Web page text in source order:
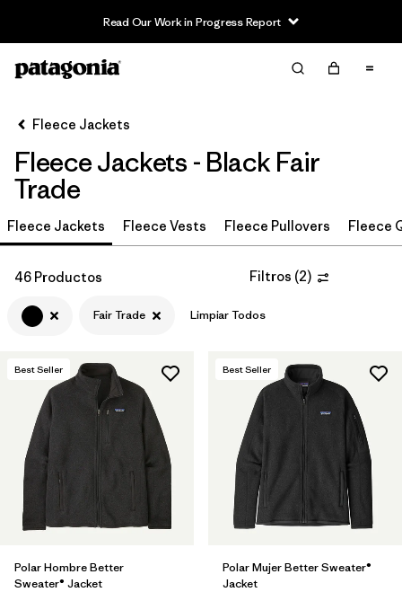
Read Our Work in Progress Report
Filter & Sort Limpiar Todos
Ordenar Por
Filtrar por
Category
Filtrar por
Price
Filtrar por
Filtrar por
Features & Processes
Filtrar por
Materials & Fabric
Filtrar por
Sport
Filtrar por
Product Family
Fleece Jackets
Fleece Jackets - Black Fair
Trade
Fleece Jackets Fleece Vests Fleece Pullovers Fleece
46 Productos Filtros (2)
Fair Trade Limpiar Todos
Best Seller
Polar Hombre Better
Sweater® Jacket
Best Seller
Polar Mujer Better Sweater®
Jacket